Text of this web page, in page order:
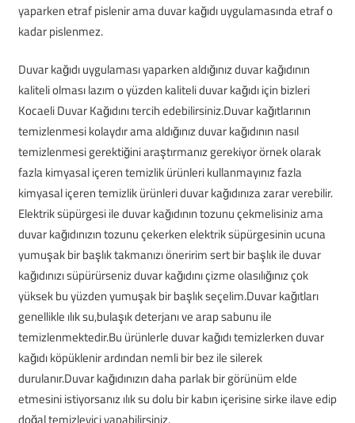
yaparken etraf pislenir ama duvar kağıdı uygulamasında etraf o
kadar pislenmez.
Duvar kağıdı uygulaması yaparken aldığınız duvar kağıdının
kaliteli olması lazım o yüzden kaliteli duvar kağıdı için bizleri
Kocaeli Duvar Kağıdını tercih edebilirsiniz.Duvar kağıtlarının
temizlenmesi kolaydır ama aldığınız duvar kağıdının nasıl
temizlenmesi gerektiğini araştırmanız gerekiyor örnek olarak
fazla kimyasal içeren temizlik ürünleri kullanmayınız fazla
kimyasal içeren temizlik ürünleri duvar kağıdınıza zarar verebilir.
Elektrik süpürgesi ile duvar kağıdının tozunu çekmelisiniz ama
duvar kağıdınızın tozunu çekerken elektrik süpürgesinin ucuna
yumuşak bir başlık takmanızı öneririm sert bir başlık ile duvar
kağıdınızı süpürürseniz duvar kağıdını çizme olasılığınız çok
yüksek bu yüzden yumuşak bir başlık seçelim.Duvar kağıtları
genellikle ılık su,bulaşık deterjanı ve arap sabunu ile
temizlenmektedir.Bu ürünlerle duvar kağıdı temizlerken duvar
kağıdı köpüklenir ardından nemli bir bez ile silerek
durulanır.Duvar kağıdınızın daha parlak bir görünüm elde
etmesini istiyorsanız ılık su dolu bir kabın içerisine sirke ilave edip